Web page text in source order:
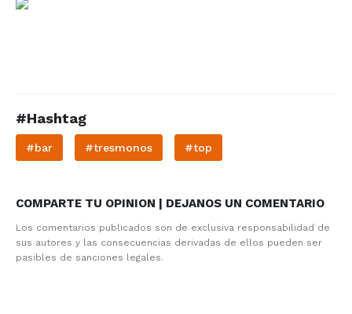
#Hashtag
#bar #tresmonos #top
COMPARTE TU OPINION | DEJANOS UN COMENTARIO
Los comentarios publicados son de exclusiva responsabilidad de
sus autores y las consecuencias derivadas de ellos pueden ser
pasibles de sanciones legales.